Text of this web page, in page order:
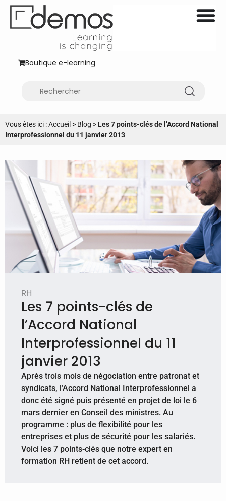
Boutique e-learning
Vous êtes ici :Accueil > Blog >Les 7 points-clés de l’Accord National
Interprofessionnel du 11 janvier 2013
RH
Les 7 points-clés de
l’Accord National
Interprofessionnel du 11
janvier 2013
Après trois mois de négociation entre patronat et
syndicats, l’Accord National Interprofessionnel a
donc été signé puis présenté en projet de loi le 6
mars dernier en Conseil des ministres. Au
programme : plus de flexibilité pour les
entreprises et plus de sécurité pour les salariés.
Voici les 7 points-clés que notre expert en
formation RH retient de cet accord.